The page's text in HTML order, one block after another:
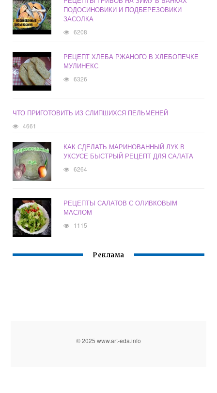
ПОДОСИНОВИКИ И ПОДБЕРЕЗОВИКИ
ЗАСОЛКА
6208
РЕЦЕПТ ХЛЕБА РЖАНОГО В ХЛЕБОПЕЧКЕ
МУЛИНЕКС
6326
ЧТО ПРИГОТОВИТЬ ИЗ СЛИПШИХСЯ ПЕЛЬМЕНЕЙ
4661
КАК СДЕЛАТЬ МАРИНОВАННЫЙ ЛУК В
УКСУСЕ БЫСТРЫЙ РЕЦЕПТ ДЛЯ САЛАТА
6264
РЕЦЕПТЫ САЛАТОВ С ОЛИВКОВЫМ
МАСЛОМ
1115
Реклама
© 2025 www.art-eda.info